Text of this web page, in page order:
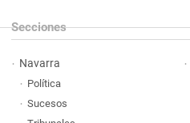
Secciones
Navarra
Política
Sucesos